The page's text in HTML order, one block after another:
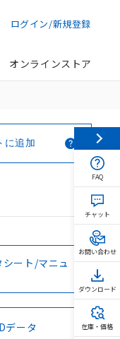
ログイン/新規登録
オンラインストア
に追加
ート/マニュ
データ
FAQ
チャット
お問い合わせ
ダウンロード
在庫・価格